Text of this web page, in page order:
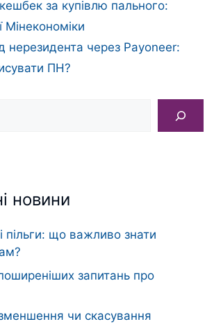
кешбек за купівлю пального:
Мінекономіки
нерезидента через Payoneer:
ПН?
новини
пільги: що важливо знати
запитань про
чи скасування